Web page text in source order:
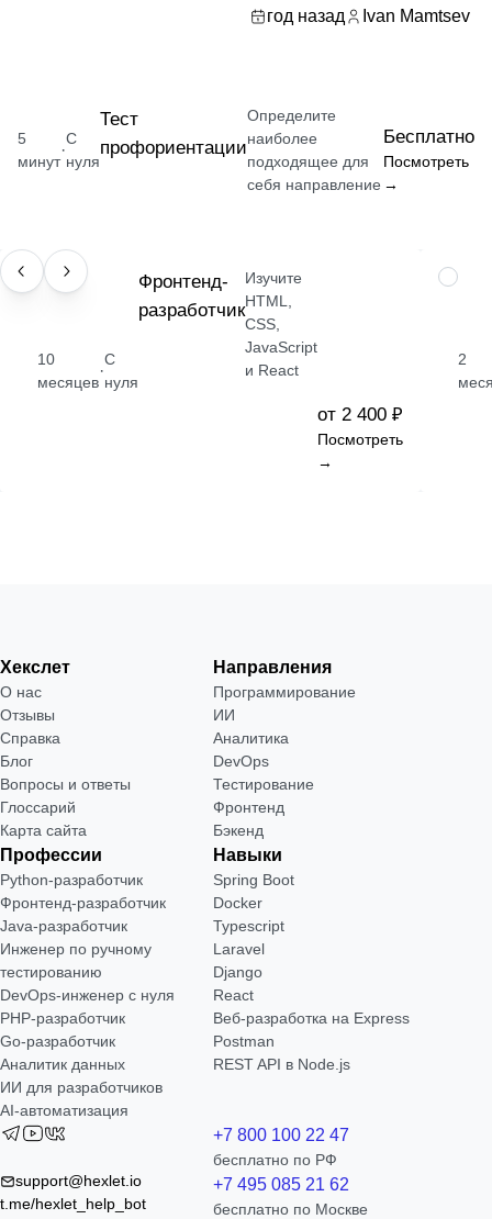
год назад
Ivan Mamtsev
5
минут
·
С
нуля
Тест
профориентации
Определите
наиболее
подходящее для
себя направление
Бесплатно
Посмотреть
→
ПРОФЕССИЯ
10
месяцев
·
С
нуля
Фронтенд-
разработчик
Изучите
HTML,
CSS,
JavaScript
и React
от 2 400 ₽
Посмотреть
→
НАВЫК
2
Хекслет
О нас
Отзывы
Справка
Блог
Вопросы и ответы
Глоссарий
Карта сайта
Направления
Программирование
ИИ
Аналитика
DevOps
Тестирование
Фронтенд
Бэкенд
Профессии
Python-разработчик
Фронтенд-разработчик
Java-разработчик
Инженер по ручному
тестированию
DevOps-инженер с нуля
РНР-разработчик
Go-разработчик
Аналитик данных
ИИ для разработчиков
AI-автоматизация
Навыки
Spring Boot
Docker
Typescript
Laravel
Django
React
Веб-разработка на Express
Postman
REST API в Node.js
support@hexlet.io
t.me/hexlet_help_bot
+7 800 100 22 47
бесплатно по РФ
+7 495 085 21 62
бесплатно по Москве